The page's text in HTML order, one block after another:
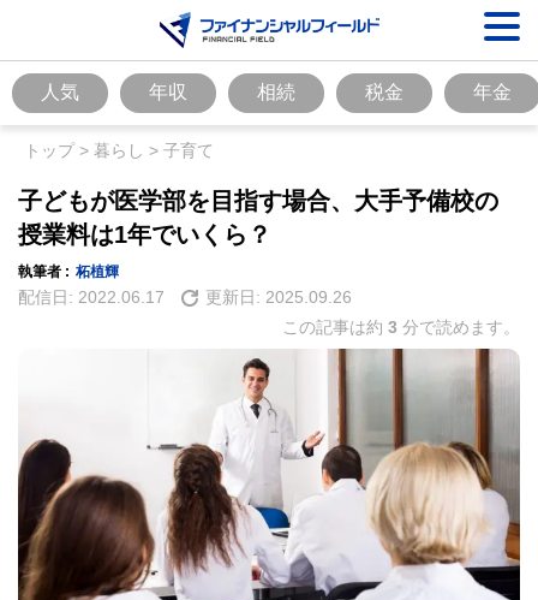
人気 年収 相続 税金 年金
トップ> 暮らし > 子育て
子どもが医学部を目指す場合、大手予備校の
授業料は1年でいくら？
執筆者 : 柘植輝
配信日: 2022.06.17 更新日: 2025.09.26
この記事は約 3 分で読めます。